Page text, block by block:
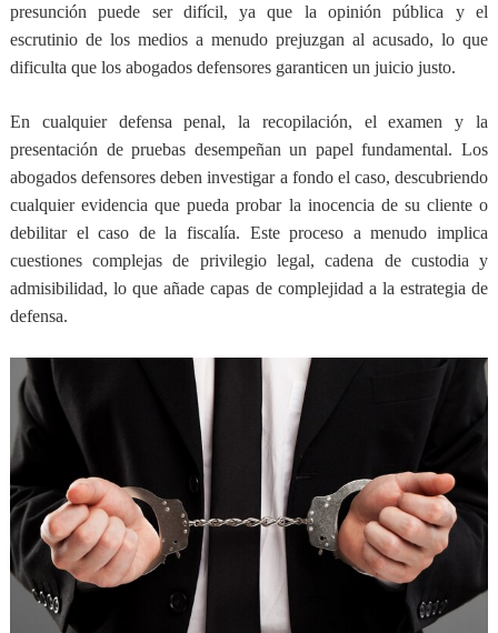
presunción puede ser difícil, ya que la opinión pública y el
escrutinio de los medios a menudo prejuzgan al acusado, lo que
dificulta que los abogados defensores garanticen un juicio justo.
En cualquier defensa penal, la recopilación, el examen y la
presentación de pruebas desempeñan un papel fundamental. Los
abogados defensores deben investigar a fondo el caso, descubriendo
cualquier evidencia que pueda probar la inocencia de su cliente o
debilitar el caso de la fiscalía. Este proceso a menudo implica
cuestiones complejas de privilegio legal, cadena de custodia y
admisibilidad, lo que añade capas de complejidad a la estrategia de
defensa.